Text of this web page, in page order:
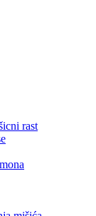
rast